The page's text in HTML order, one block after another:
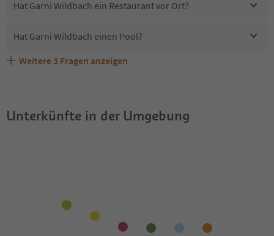
Hat Garni Wildbach ein Restaurant vor Ort?
Hat Garni Wildbach einen Pool?
Sind Haustiere in der Unterkunft Garni Wildbach
Welche Services bietet Garni Wildbach?
Erhalten die Gäste von Garni Wildbach einen Südtirol
Weitere 3 Fragen anzeigen
Unterkünfte in der Umgebung